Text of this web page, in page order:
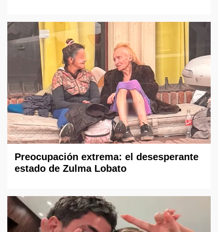
Preocupación extrema: el desesperante
estado de Zulma Lobato